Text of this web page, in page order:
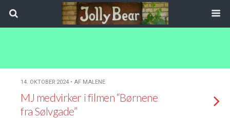
14. OKTOBER 2024 • AF MALENE
MJ medvirker i filmen “Børnene
fra Sølvgade”